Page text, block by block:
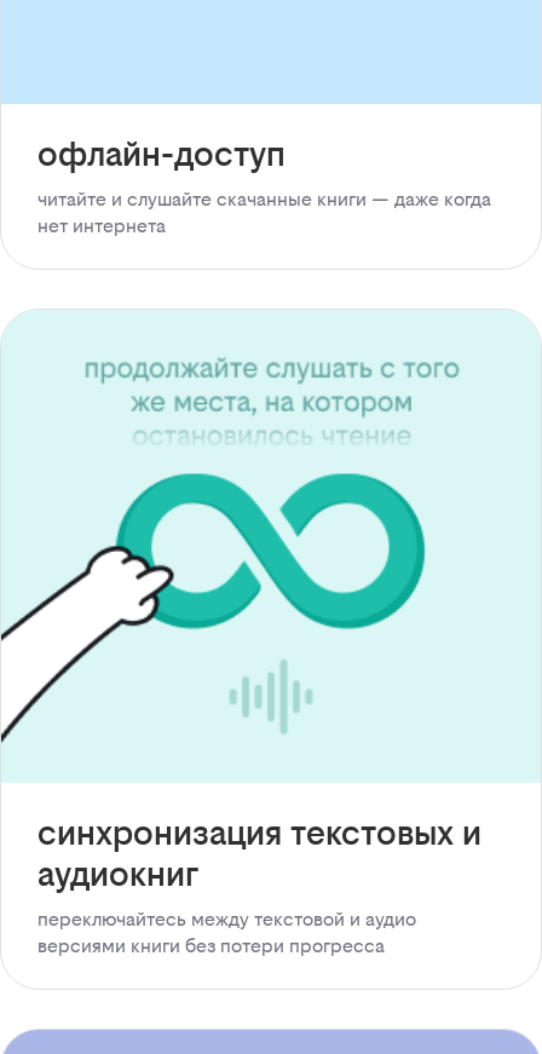
офлайн-доступ
читайте и слушайте скачанные книги — даже когда
нет интернета
синхронизация текстовых и
аудиокниг
переключайтесь между текстовой и аудио
версиями книги без потери прогресса